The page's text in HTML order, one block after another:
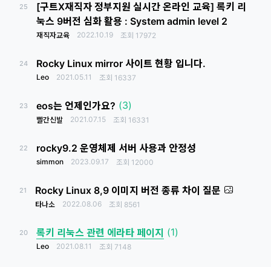
25
[구트X재직자 정부지원 실시간 온라인 교육] 록키 리
눅스 9버전 심화 활용 : System admin level 2
재직자교육 2022.10.19 조회 17972
24 Rocky Linux mirror 사이트 현황 입니다.
Leo 2021.05.11 조회 16337
23 eos는 언제인가요? (3)
빨간신발 2021.07.15 조회 16331
22 rocky9.2 운영체제 서버 사용과 안정성
simmon 2023.09.17 조회 12000
21 Rocky Linux 8,9 이미지 버전 종류 차이 질문
타나소 2022.08.06 조회 8561
20 록키 리눅스 관련 에라타 페이지 (1)
Leo 2021.08.11 조회 7148